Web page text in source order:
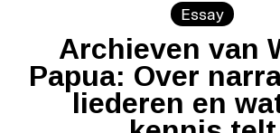
Essay
Archieven van
Papua: Over
liederen en